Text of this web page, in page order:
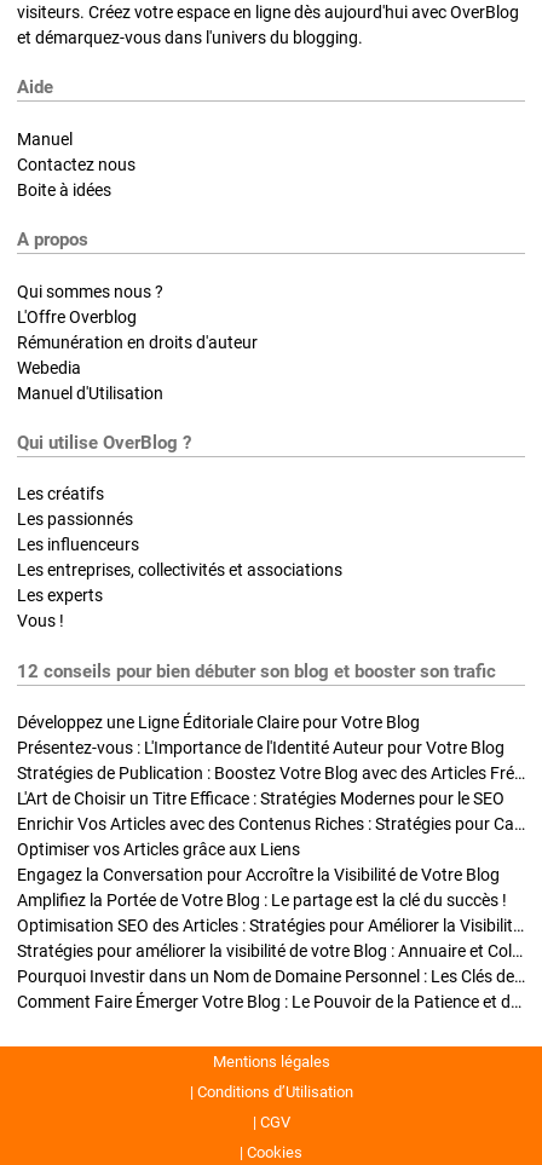
visiteurs. Créez votre espace en ligne dès aujourd'hui avec OverBlog
et démarquez-vous dans l'univers du blogging.
Aide
Manuel
Contactez nous
Boite à idées
A propos
Qui sommes nous ?
L'Offre Overblog
Rémunération en droits d'auteur
Webedia
Manuel d'Utilisation
Qui utilise OverBlog ?
Les créatifs
Les passionnés
Les influenceurs
Les entreprises, collectivités et associations
Les experts
Vous !
12 conseils pour bien débuter son blog et booster son trafic
Développez une Ligne Éditoriale Claire pour Votre Blog
Présentez-vous : L'Importance de l'Identité Auteur pour Votre Blog
Stratégies de Publication : Boostez Votre Blog avec des Articles Fréquents et Exclusifs
L'Art de Choisir un Titre Efficace : Stratégies Modernes pour le SEO
Enrichir Vos Articles avec des Contenus Riches : Stratégies pour Captiver et Optimiser
Optimiser vos Articles grâce aux Liens
Engagez la Conversation pour Accroître la Visibilité de Votre Blog
Amplifiez la Portée de Votre Blog : Le partage est la clé du succès !
Optimisation SEO des Articles : Stratégies pour Améliorer la Visibilité de Votre Blog
Stratégies pour améliorer la visibilité de votre Blog : Annuaire et Collaborations
Pourquoi Investir dans un Nom de Domaine Personnel : Les Clés de la Réussite de Votre Blog
Comment Faire Émerger Votre Blog : Le Pouvoir de la Patience et de la Persévérance
Mentions légales
Conditions d’Utilisation
CGV
Cookies